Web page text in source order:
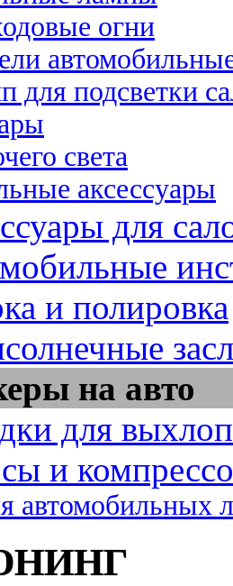
огни
для подсветки
света
аксессуары
для
и полировка
на авто
для
и
автомобильных